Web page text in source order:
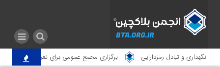
نگهداری و تبادل رمزدارایی برگزاری مجمع عمومی برای تغییر آدرس انجمن